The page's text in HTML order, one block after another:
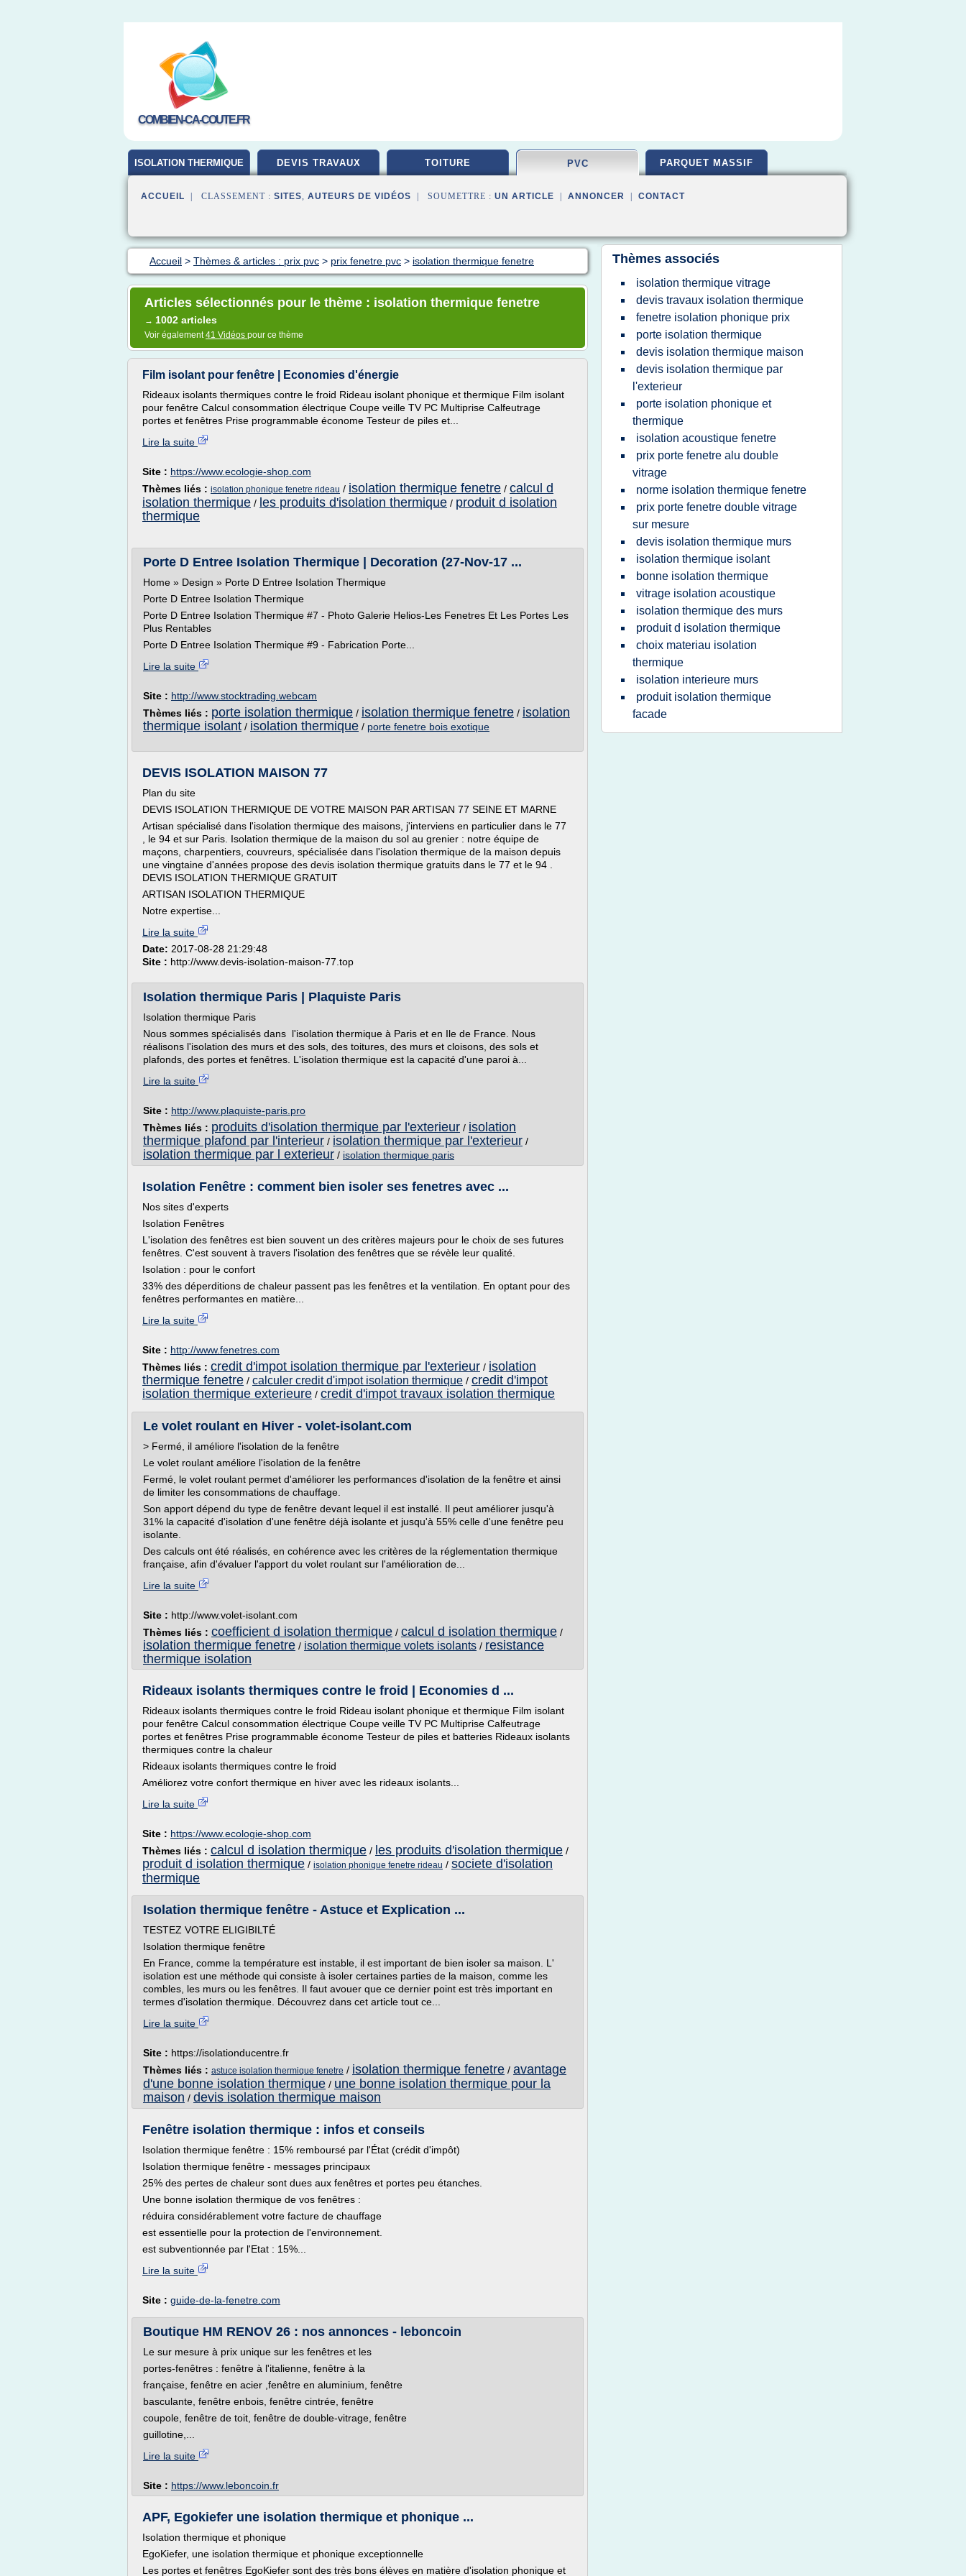
COMBIEN-CA-COUTE.FR
ISOLATION THERMIQUE DEVIS TRAVAUX TOITURE PVC PARQUET MASSIF
ACCUEIL | CLASSEMENT : SITES, AUTEURS DE VIDÉOS | SOUMETTRE : UN ARTICLE ANNONCER CONTACT
Accueil > Thèmes & articles : prix pvc > prix fenetre pvc > isolation thermique fenetre
Articles sélectionnés pour le thème : isolation thermique fenetre
→ 1002 articles
Voir également41 Vidéos pour ce thème
Film isolant pour fenêtre | Economies d'énergie
Rideaux isolants thermiques contre le froid Rideau isolant phonique et thermique Film isolant
pour fenêtre Calcul consommation électrique Coupe veille TV PC Multiprise Calfeutrage
portes et fenêtres Prise programmable économe Testeur de piles et...
Lire la suite
Site : https://www.ecologie-shop.com
Thèmes liés : isolation phonique fenetre rideau / isolation thermique fenetre / calcul d
isolation thermique / les produits d'isolation thermique / produit d isolation
thermique
Porte D Entree Isolation Thermique | Decoration (27-Nov-17 ...
Home » Design » Porte D Entree Isolation Thermique
Porte D Entree Isolation Thermique
Porte D Entree Isolation Thermique #7 - Photo Galerie Helios-Les Fenetres Et Les Portes Les
Plus Rentables
Porte D Entree Isolation Thermique #9 - Fabrication Porte...
Lire la suite
Site : http://www.stocktrading.webcam
Thèmes liés : porte isolation thermique / isolation thermique fenetre / isolation
thermique isolant / isolation thermique / porte fenetre bois exotique
DEVIS ISOLATION MAISON 77
Plan du site
DEVIS ISOLATION THERMIQUE DE VOTRE MAISON PAR ARTISAN 77 SEINE ET MARNE
Artisan spécialisé dans l'isolation thermique des maisons, j'interviens en particulier dans le 77
, le 94 et sur Paris. Isolation thermique de la maison du sol au grenier : notre équipe de
maçons, charpentiers, couvreurs, spécialisée dans l'isolation thermique de la maison depuis
une vingtaine d'années propose des devis isolation thermique gratuits dans le 77 et le 94 .
DEVIS ISOLATION THERMIQUE GRATUIT
ARTISAN ISOLATION THERMIQUE
Notre expertise...
Lire la suite
Date: 2017-08-28 21:29:48
Site : http://www.devis-isolation-maison-77.top
Isolation thermique Paris | Plaquiste Paris
Isolation thermique Paris
Nous sommes spécialisés dans l'isolation thermique à Paris et en Ile de France. Nous
réalisons l'isolation des murs et des sols, des toitures, des murs et cloisons, des sols et
plafonds, des portes et fenêtres. L'isolation thermique est la capacité d'une paroi à...
Lire la suite
Site : http://www.plaquiste-paris.pro
Thèmes liés : produits d'isolation thermique par l'exterieur / isolation
thermique plafond par l'interieur / isolation thermique par l'exterieur /
isolation thermique par l exterieur / isolation thermique paris
Isolation Fenêtre : comment bien isoler ses fenetres avec ...
Nos sites d'experts
Isolation Fenêtres
L'isolation des fenêtres est bien souvent un des critères majeurs pour le choix de ses futures
fenêtres. C'est souvent à travers l'isolation des fenêtres que se révèle leur qualité.
Isolation : pour le confort
33% des déperditions de chaleur passent pas les fenêtres et la ventilation. En optant pour des
fenêtres performantes en matière...
Lire la suite
Site : http://www.fenetres.com
Thèmes liés : credit d'impot isolation thermique par l'exterieur / isolation
thermique fenetre / calculer credit d'impot isolation thermique / credit d'impot
isolation thermique exterieure / credit d'impot travaux isolation thermique
Le volet roulant en Hiver - volet-isolant.com
> Fermé, il améliore l'isolation de la fenêtre
Le volet roulant améliore l'isolation de la fenêtre
Fermé, le volet roulant permet d'améliorer les performances d'isolation de la fenêtre et ainsi
de limiter les consommations de chauffage.
Son apport dépend du type de fenêtre devant lequel il est installé. Il peut améliorer jusqu'à
31% la capacité d'isolation d'une fenêtre déjà isolante et jusqu'à 55% celle d'une fenêtre peu
isolante.
Des calculs ont été réalisés, en cohérence avec les critères de la réglementation thermique
française, afin d'évaluer l'apport du volet roulant sur l'amélioration de...
Lire la suite
Site : http://www.volet-isolant.com
Thèmes liés : coefficient d isolation thermique / calcul d isolation thermique /
isolation thermique fenetre / isolation thermique volets isolants / resistance
thermique isolation
Rideaux isolants thermiques contre le froid | Economies d ...
Rideaux isolants thermiques contre le froid Rideau isolant phonique et thermique Film isolant
pour fenêtre Calcul consommation électrique Coupe veille TV PC Multiprise Calfeutrage
portes et fenêtres Prise programmable économe Testeur de piles et batteries Rideaux isolants
thermiques contre la chaleur
Rideaux isolants thermiques contre le froid
Améliorez votre confort thermique en hiver avec les rideaux isolants...
Lire la suite
Site : https://www.ecologie-shop.com
Thèmes liés : calcul d isolation thermique / les produits d'isolation thermique /
produit d isolation thermique / isolation phonique fenetre rideau / societe d'isolation
thermique
Isolation thermique fenêtre - Astuce et Explication ...
TESTEZ VOTRE ELIGIBILTÉ
Isolation thermique fenêtre
En France, comme la température est instable, il est important de bien isoler sa maison. L'
isolation est une méthode qui consiste à isoler certaines parties de la maison, comme les
combles, les murs ou les fenêtres. Il faut avouer que ce dernier point est très important en
termes d'isolation thermique. Découvrez dans cet article tout ce...
Lire la suite
Site : https://isolationducentre.fr
Thèmes liés : astuce isolation thermique fenetre / isolation thermique fenetre / avantage
d'une bonne isolation thermique / une bonne isolation thermique pour la
maison / devis isolation thermique maison
Fenêtre isolation thermique : infos et conseils
Isolation thermique fenêtre : 15% remboursé par l'État (crédit d'impôt)
Isolation thermique fenêtre - messages principaux
25% des pertes de chaleur sont dues aux fenêtres et portes peu étanches.
Une bonne isolation thermique de vos fenêtres :
réduira considérablement votre facture de chauffage
est essentielle pour la protection de l'environnement.
est subventionnée par l'Etat : 15%...
Lire la suite
Site : guide-de-la-fenetre.com
Boutique HM RENOV 26 : nos annonces - leboncoin
Le sur mesure à prix unique sur les fenêtres et les
portes-fenêtres : fenêtre à l'italienne, fenêtre à la
française, fenêtre en acier ,fenêtre en aluminium, fenêtre
basculante, fenêtre enbois, fenêtre cintrée, fenêtre
coupole, fenêtre de toit, fenêtre de double-vitrage, fenêtre
guillotine,...
Lire la suite
Site : https://www.leboncoin.fr
APF, Egokiefer une isolation thermique et phonique ...
Isolation thermique et phonique
EgoKiefer, une isolation thermique et phonique exceptionnelle
Les portes et fenêtres EgoKiefer sont des très bons élèves en matière d'isolation phonique et
Thèmes associés
isolation thermique vitrage
devis travaux isolation thermique
fenetre isolation phonique prix
porte isolation thermique
devis isolation thermique maison
devis isolation thermique par
l'exterieur
porte isolation phonique et
thermique
isolation acoustique fenetre
prix porte fenetre alu double
vitrage
norme isolation thermique fenetre
prix porte fenetre double vitrage
sur mesure
devis isolation thermique murs
isolation thermique isolant
bonne isolation thermique
vitrage isolation acoustique
isolation thermique des murs
produit d isolation thermique
choix materiau isolation
thermique
isolation interieure murs
produit isolation thermique
facade